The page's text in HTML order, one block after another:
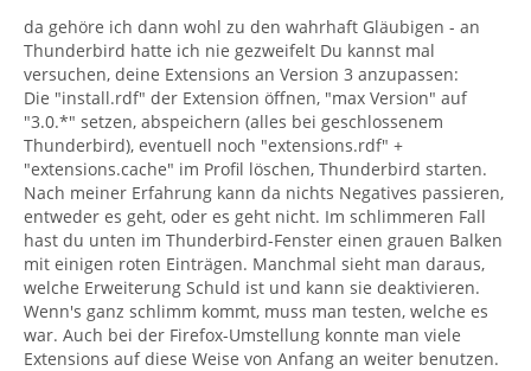
da gehöre ich dann wohl zu den wahrhaft Gläubigen - an
Thunderbird hatte ich nie gezweifelt Du kannst mal
versuchen, deine Extensions an Version 3 anzupassen:
Die "install.rdf" der Extension öffnen, "max Version" auf
"3.0.*" setzen, abspeichern (alles bei geschlossenem
Thunderbird), eventuell noch "extensions.rdf" +
"extensions.cache" im Profil löschen, Thunderbird starten.
Nach meiner Erfahrung kann da nichts Negatives passieren,
entweder es geht, oder es geht nicht. Im schlimmeren Fall
hast du unten im Thunderbird-Fenster einen grauen Balken
mit einigen roten Einträgen. Manchmal sieht man daraus,
welche Erweiterung Schuld ist und kann sie deaktivieren.
Wenn's ganz schlimm kommt, muss man testen, welche es
war. Auch bei der Firefox-Umstellung konnte man viele
Extensions auf diese Weise von Anfang an weiter benutzen.